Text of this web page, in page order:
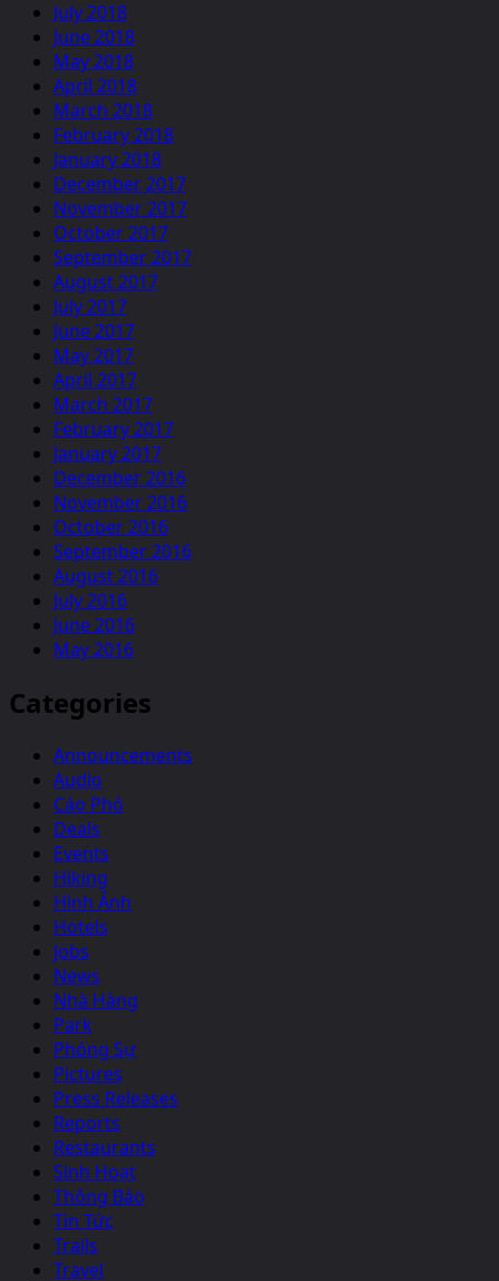
July 2018
June 2018
May 2018
April 2018
March 2018
February 2018
January 2018
December 2017
November 2017
October 2017
September 2017
August 2017
July 2017
June 2017
May 2017
April 2017
March 2017
February 2017
January 2017
December 2016
November 2016
October 2016
September 2016
August 2016
July 2016
June 2016
May 2016
Categories
Announcements
Audio
Cáo Phó
Deals
Events
Hiking
Hình Ảnh
Hotels
Jobs
News
Nhà Hàng
Park
Phóng Sự
Pictures
Press Releases
Reports
Restaurants
Sinh Hoạt
Thông Báo
Tin Tức
Trails
Travel